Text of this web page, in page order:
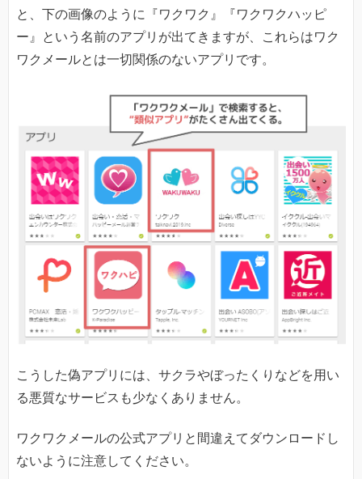
と、下の画像のように『ワクワク』『ワクワクハッピ
ー』という名前のアプリが出てきますが、これらはワク
ワクメールとは一切関係のないアプリです。
こうした偽アプリには、サクラやぼったくりなどを用い
る悪質なサービスも少なくありません。
ワクワクメールの公式アプリと間違えてダウンロードし
ないように注意してください。